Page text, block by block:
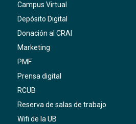
Campus Virtual
Depósito Digital
Donación al CRAI
Marketing
PMF
Prensa digital
RCUB
Reserva de salas de trabajo
Wifi de la UB